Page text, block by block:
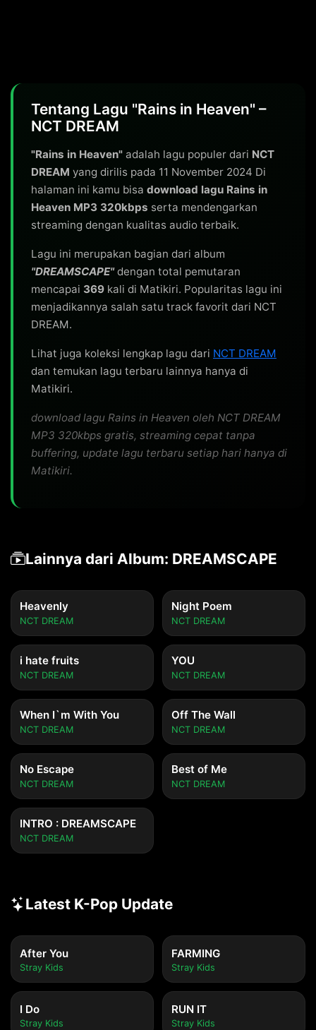
Tentang Lagu "Rains in Heaven" –
NCT DREAM
"Rains in Heaven" adalah lagu populer dari NCT
DREAM yang dirilis pada 11 November 2024 Di
halaman ini kamu bisa download lagu Rains in
Heaven MP3 320kbps serta mendengarkan
streaming dengan kualitas audio terbaik.
Lagu ini merupakan bagian dari album
"DREAMSCAPE"dengan total pemutaran
mencapai 369 kali di Matikiri. Popularitas lagu ini
menjadikannya salah satu track favorit dari NCT
DREAM.
Lihat juga koleksi lengkap lagu dari NCT DREAM
dan temukan lagu terbaru lainnya hanya di
Matikiri.
download lagu Rains in Heaven oleh NCT DREAM
MP3 320kbps gratis, streaming cepat tanpa
buffering, update lagu terbaru setiap hari hanya di
Matikiri.
Lainnya dari Album: DREAMSCAPE
Heavenly
NCT DREAM
Night Poem
NCT DREAM
i hate fruits
NCT DREAM
YOU
NCT DREAM
When I`m With You
NCT DREAM
Off The Wall
NCT DREAM
No Escape
NCT DREAM
Best of Me
NCT DREAM
INTRO : DREAMSCAPE
NCT DREAM
Latest K-Pop Update
After You
Stray Kids
FARMING
Stray Kids
I Do
Stray Kids
RUN IT
Stray Kids